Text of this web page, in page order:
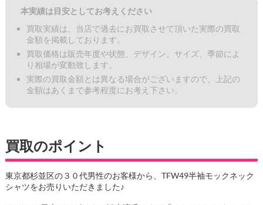
本実績は目安としてお考えください
買取実績は、当店で過去にお買取させて頂いた実際の買取
金額を掲載しております。
買取価格は販売年度や状態、デザイン、サイズ、季節によ
り相場が変動致します。
実際の買取金額とは異なる場合がございますので、上記の
金額はあくまで参考程度にお考え下さい。
買取のポイント
東京都杉並区の３０代男性のお客様から、TFW49半袖モックネック
シャツをお売りいただきました♪